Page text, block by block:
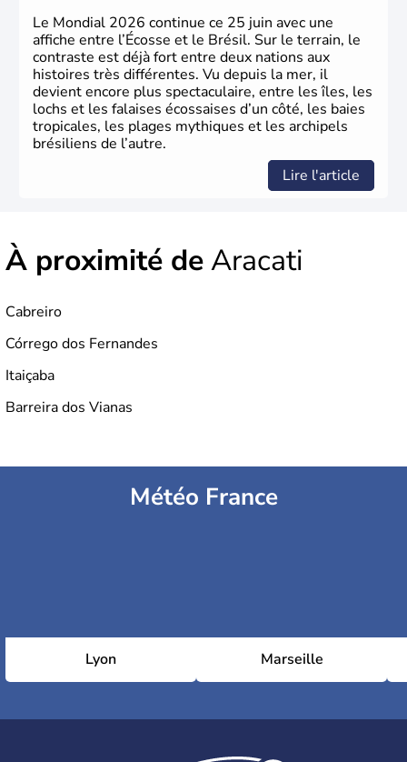
Le Mondial 2026 continue ce 25 juin avec une
affiche entre l’Écosse et le Brésil. Sur le terrain, le
contraste est déjà fort entre deux nations aux
histoires très différentes. Vu depuis la mer, il
devient encore plus spectaculaire, entre les îles, les
lochs et les falaises écossaises d’un côté, les baies
tropicales, les plages mythiques et les archipels
brésiliens de l’autre.
Lire l'article
À proximité deAracati
Cabreiro
Córrego dos Fernandes
Itaiçaba
Barreira dos Vianas
Météo France
Lyon Marseille